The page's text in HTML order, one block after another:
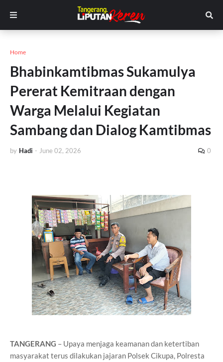
Home
Bhabinkamtibmas Sukamulya
Pererat Kemitraan dengan
Warga Melalui Kegiatan
Sambang dan Dialog Kamtibmas
by Hadi - June 02, 2026 0
TANGERANG – Upaya menjaga keamanan dan ketertiban
masyarakat terus dilakukan jajaran Polsek Cikupa, Polresta